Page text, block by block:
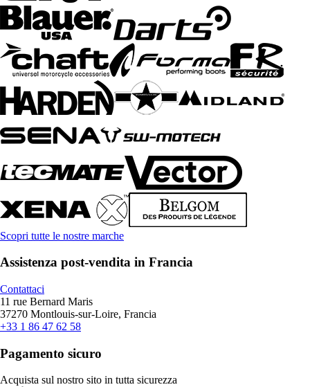
Scopri tutte le nostre marche
Assistenza post-vendita in Francia
Contattaci
11 rue Bernard Maris
37270 Montlouis-sur-Loire, Francia
+33 1 86 47 62 58
Pagamento sicuro
Acquista sul nostro sito in tutta sicurezza